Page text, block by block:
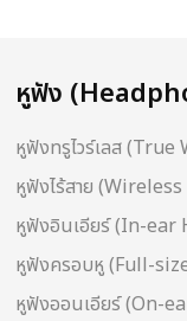
หูฟัง
หูฟังทรูไวร์เลส
หูฟังไร้สาย
หูฟังอินเอียร์ (In-ear
หูฟังครอบหู (Full-
หูฟังออนเอียร์ (On-